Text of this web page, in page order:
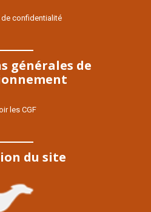
confidentialité
générales de
les CGF
du site